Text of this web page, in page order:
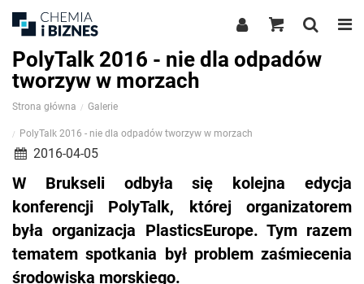
PolyTalk 2016 - nie dla odpadów
tworzyw w morzach
Strona główna Galerie
PolyTalk 2016 - nie dla odpadów tworzyw w morzach
2016-04-05
W Brukseli odbyła się kolejna edycja
konferencji PolyTalk, której organizatorem
była organizacja PlasticsEurope. Tym razem
tematem spotkania był problem zaśmiecenia
środowiska morskiego.